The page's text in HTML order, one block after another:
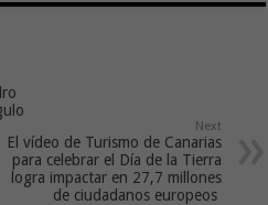
Next
El vídeo de Turismo de Canarias
para celebrar el Día de la Tierra
logra impactar en 27,7 millones
de ciudadanos europeos